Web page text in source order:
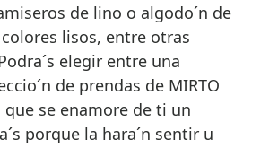
de lino o algodo´n de
lisos, entre otras
elegir entre una
de prendas de MIRTO
que se enamore de ti un
porque la hara´n sentir u